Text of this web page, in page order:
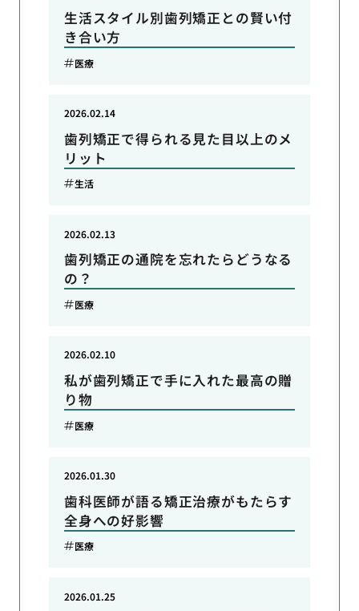
生活スタイル別歯列矯正との賢い付
き合い方
医療
歯列矯正で得られる見た目以上のメ
リット
2026.02.14
生活
歯列矯正の通院を忘れたらどうなる
の？
2026.02.13
医療
私が歯列矯正で手に入れた最高の贈
り物
2026.02.10
医療
歯科医師が語る矯正治療がもたらす
全身への好影響
2026.01.30
医療
2026.01.25